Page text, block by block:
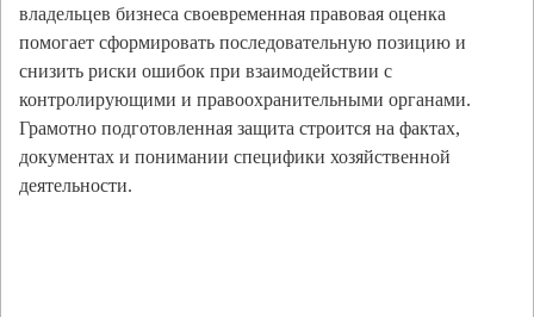
владельцев бизнеса своевременная правовая оценка
помогает сформировать последовательную позицию и
снизить риски ошибок при взаимодействии с
контролирующими и правоохранительными органами.
Грамотно подготовленная защита строится на фактах,
документах и понимании специфики хозяйственной
деятельности.